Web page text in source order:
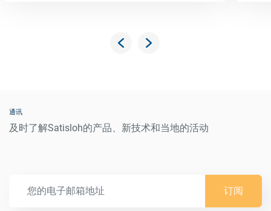
通讯
及时了解Satisloh的产品、新技术和当地的活动
订阅